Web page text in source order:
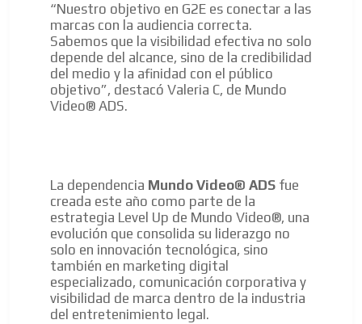
“Nuestro objetivo en G2E es conectar a las
marcas con la audiencia correcta.
Sabemos que la visibilidad efectiva no solo
depende del alcance, sino de la credibilidad
del medio y la afinidad con el público
objetivo”, destacó Valeria C, de Mundo
Video® ADS.
La dependencia Mundo Video® ADS fue
creada este año como parte de la
estrategia Level Up de Mundo Video®, una
evolución que consolida su liderazgo no
solo en innovación tecnológica, sino
también en marketing digital
especializado, comunicación corporativa y
visibilidad de marca dentro de la industria
del entretenimiento legal.